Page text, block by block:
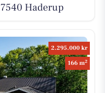
Haderup
2.295.000 kr
166 m2